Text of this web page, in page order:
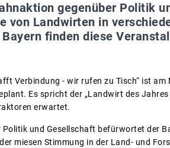
gegenüber Politik
von Landwirten in
finden diese
Verbindung - wir rufen zu Tisch“ ist
Es spricht der „Landwirt des
erwartet.
und Gesellschaft befürwortet der
miesen Stimmung in der Land- und